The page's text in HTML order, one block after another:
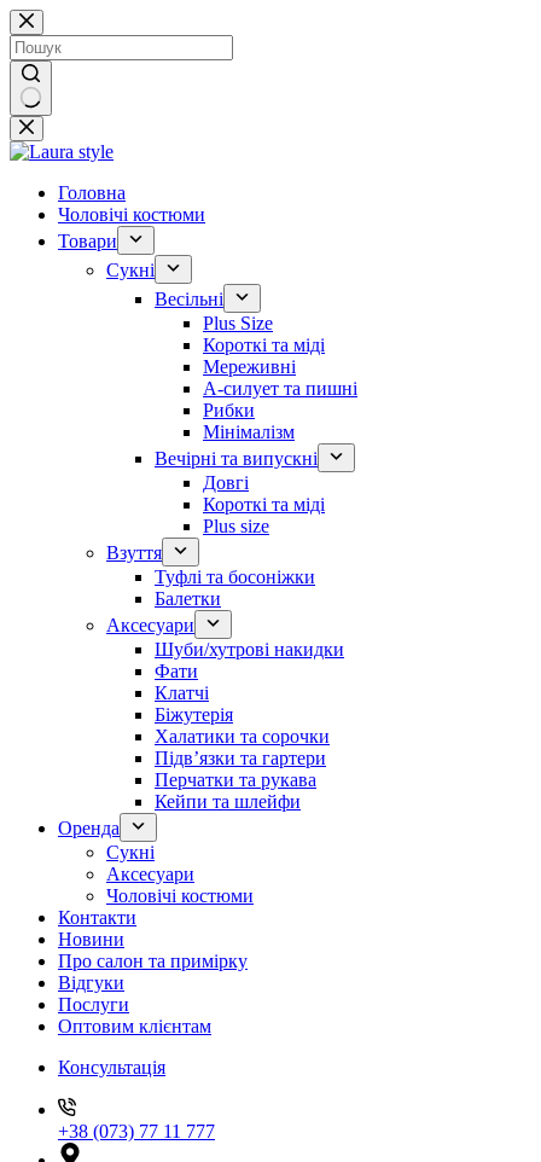
Перейти
до
вмісту
Немає
результатів
Головна
Чоловічі костюми
Товари
Сукні
Весільні
Plus Size
Короткі та міді
Мереживні
А-силует та пишні
Рибки
Мінімалізм
Вечірні та випускні
Довгі
Короткі та міді
Plus size
Взуття
Туфлі та босоніжки
Балетки
Аксесуари
Шуби/хутрові накидки
Фати
Клатчі
Біжутерія
Халатики та сорочки
Підвʼязки та гартери
Перчатки та рукава
Кейпи та шлейфи
Оренда
Сукні
Аксесуари
Чоловічі костюми
Контакти
Новини
Про салон та примірку
Відгуки
Послуги
Оптовим клієнтам
Консультація
+38 (073) 77 11 777